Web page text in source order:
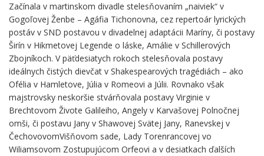
Začínala v martinskom divadle stelesňovaním „naiviek“ v
Gogoľovej Ženbe – Agáfia Tichonovna, cez repertoár lyrických
postáv v SND postavou v divadelnej adaptácii Maríny, či postavy
Širín v Hikmetovej Legende o láske, Amálie v Schillerových
Zbojníkoch. V päťdesiatych rokoch stelesňovala postavy
ideálnych čistých dievčat v Shakespearových tragédiách – ako
Ofélia v Hamletove, Júlia v Romeovi a Júlii. Rovnako však
majstrovsky neskoršie stvárňovala postavy Virginie v
Brechtovom Živote Galileiho, Angely v Karvašovej Polnočnej
omši, či postavu Jany v Shawovej Svätej Jany, Ranevskej v
ČechovovomVišňovom sade, Lady Torenrancovej vo
Wiliamsovom Zostupujúcom Orfeovi a v desiatkach ďalších